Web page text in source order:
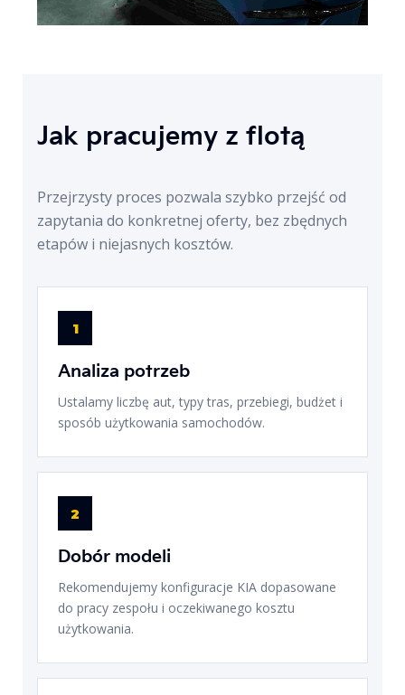
Jak pracujemy z flotą
Przejrzysty proces pozwala szybko przejść od
zapytania do konkretnej oferty, bez zbędnych
etapów i niejasnych kosztów.
1
Analiza potrzeb
Ustalamy liczbę aut, typy tras, przebiegi, budżet i
sposób użytkowania samochodów.
2
Dobór modeli
Rekomendujemy konfiguracje KIA dopasowane
do pracy zespołu i oczekiwanego kosztu
użytkowania.